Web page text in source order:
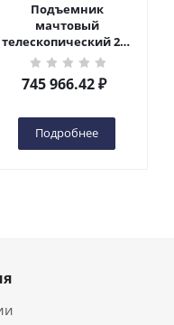
Подъемник
мачтовый
телескопический 200
кг 10 м TOR GTWY10-
200S DC 2-мачтовый
(автономный) (N) в
745 966.42₽
Подробнее